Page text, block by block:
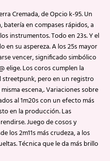
Cremada, de Opcio k-95. Un
en compases rápidos, a
instrumentos. Todo en 23s. Y el
su aspereza. A los 25s mayor
vencer, significado simbólico
elige. Los coros cumplen la
pero en un registro
escena,. Variaciones sobre
al 1m20s con un efecto más
en la producción. Las
Juego de cosos y
los 2m11s más crudeza, a los
Técnica que le da más brillo